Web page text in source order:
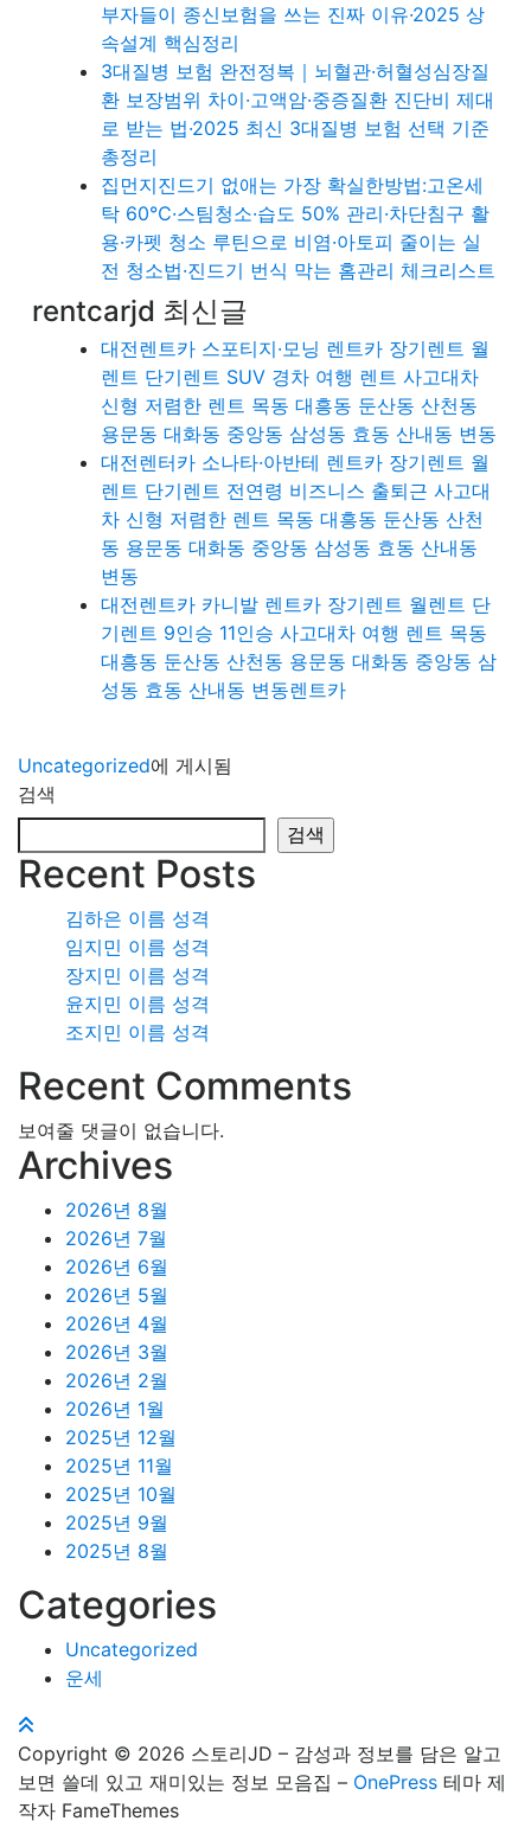
부자들이 종신보험을 쓰는 진짜 이유·2025 상
속설계 핵심정리
3대질병 보험 완전정복｜뇌혈관·허혈성심장질
환 보장범위 차이·고액암·중증질환 진단비 제대
로 받는 법·2025 최신 3대질병 보험 선택 기준
총정리
집먼지진드기 없애는 가장 확실한방법:고온세
탁 60℃·스팀청소·습도 50% 관리·차단침구 활
용·카펫 청소 루틴으로 비염·아토피 줄이는 실
전 청소법·진드기 번식 막는 홈관리 체크리스트
rentcarjd 최신글
대전렌트카 스포티지·모닝 렌트카 장기렌트 월
렌트 단기렌트 SUV 경차 여행 렌트 사고대차
신형 저렴한 렌트 목동 대흥동 둔산동 산천동
용문동 대화동 중앙동 삼성동 효동 산내동 변동
대전렌터카 소나타·아반테 렌트카 장기렌트 월
렌트 단기렌트 전연령 비즈니스 출퇴근 사고대
차 신형 저렴한 렌트 목동 대흥동 둔산동 산천
동 용문동 대화동 중앙동 삼성동 효동 산내동
변동
대전렌트카 카니발 렌트카 장기렌트 월렌트 단
기렌트 9인승 11인승 사고대차 여행 렌트 목동
대흥동 둔산동 산천동 용문동 대화동 중앙동 삼
성동 효동 산내동 변동렌트카
Uncategorized에 게시됨
검색
검색
Recent Posts
김하은 이름 성격
임지민 이름 성격
장지민 이름 성격
윤지민 이름 성격
조지민 이름 성격
Recent Comments
보여줄 댓글이 없습니다.
Archives
2026년 8월
2026년 7월
2026년 6월
2026년 5월
2026년 4월
2026년 3월
2026년 2월
2026년 1월
2025년 12월
2025년 11월
2025년 10월
2025년 9월
2025년 8월
Categories
Uncategorized
운세
Copyright © 2026 스토리JD – 감성과 정보를 담은 알고
보면 쓸데 있고 재미있는 정보 모음집 – OnePress 테마 제
작자 FameThemes